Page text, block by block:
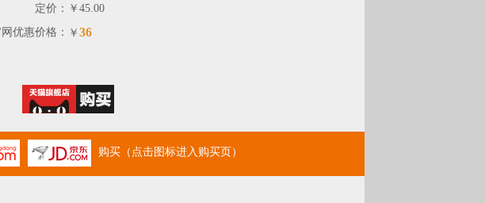
定价： ￥45.00
优惠价格： ￥ 36
购买（点击图标进入购买页）